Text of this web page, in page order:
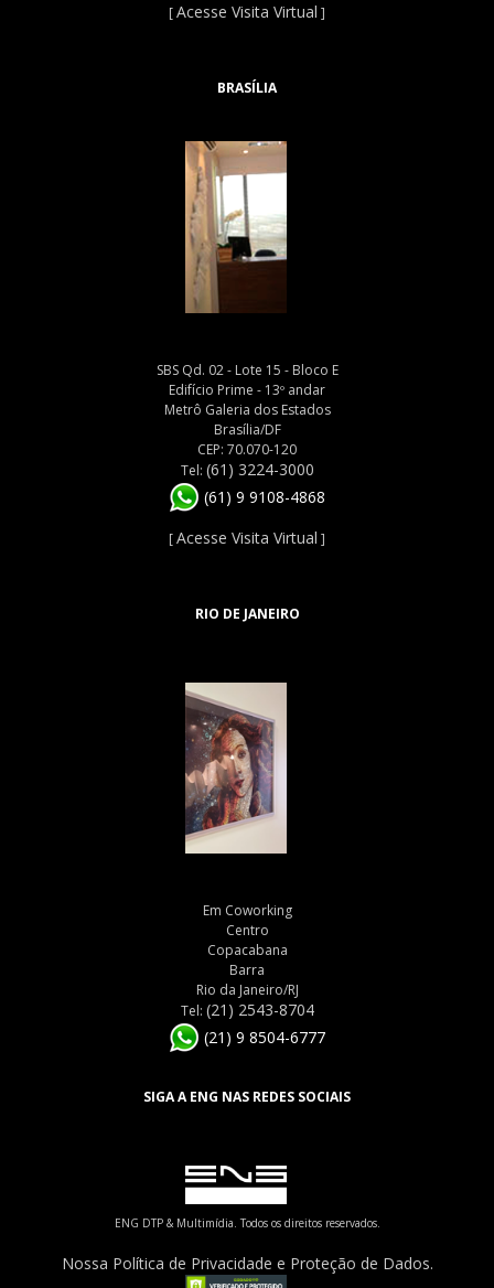
[Acesse Visita Virtual ]
BRASÍLIA
SBS Qd. 02 - Lote 15 - Bloco E
Edifício Prime - 13º andar
Metrô Galeria dos Estados
Brasília/DF
CEP: 70.070-120
Tel: (61) 3224-3000
(61) 9 9108-4868
[Acesse Visita Virtual ]
RIO DE JANEIRO
Em Coworking
Centro
Copacabana
Barra
Rio da Janeiro/RJ
Tel: (21) 2543-8704
(21) 9 8504-6777
SIGA A ENG NAS REDES SOCIAIS
ENG DTP & Multimídia. Todos os direitos reservados.
Nossa Política de Privacidade e Proteção de Dados.